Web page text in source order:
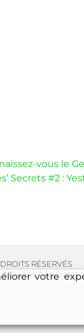
vous le
Secrets #2 :
RÉSERVÉS
CAROLEvotre